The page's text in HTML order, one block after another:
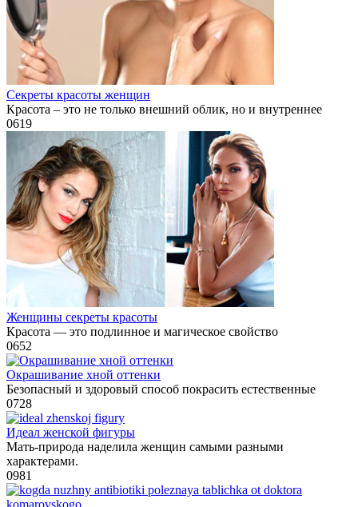
Секреты красоты женщин
Красота – это не только внешний облик, но и внутреннее
0619
Женщины секреты красоты
Красота — это подлинное и магическое свойство
0652
Окрашивание хной оттенки
Безопасный и здоровый способ покрасить естественные
0728
Идеал женской фигуры
Мать-природа наделила женщин самыми разными
характерами.
0981